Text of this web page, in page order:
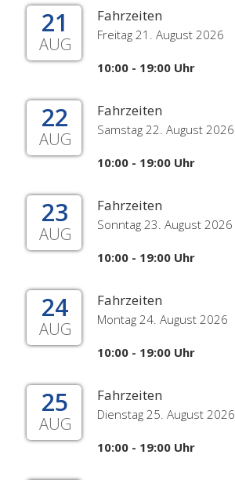
21
AUG
Fahrzeiten
Freitag 21. August 2026
10:00 - 19:00 Uhr
22
AUG
Fahrzeiten
Samstag 22. August 2026
10:00 - 19:00 Uhr
23
AUG
Fahrzeiten
Sonntag 23. August 2026
10:00 - 19:00 Uhr
24
AUG
Fahrzeiten
Montag 24. August 2026
10:00 - 19:00 Uhr
25
AUG
Fahrzeiten
Dienstag 25. August 2026
10:00 - 19:00 Uhr